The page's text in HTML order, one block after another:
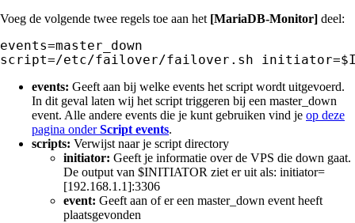
Voeg de volgende twee regels toe aan het [MariaDB-Monitor] deel:
events=master_down
events: Geeft aan bij welke events het script wordt uitgevoerd.
In dit geval laten wij het script triggeren bij een master_down
event. Alle andere events die je kunt gebruiken vind je op deze
pagina onderScript events.
scripts: Verwijst naar je script directory
initiator: Geeft je informatie over de VPS die down gaat.
De output van $INITIATOR ziet er uit als: initiator=
[192.168.1.1]:3306
event: Geeft aan of er een master_down event heeft
plaatsgevonden